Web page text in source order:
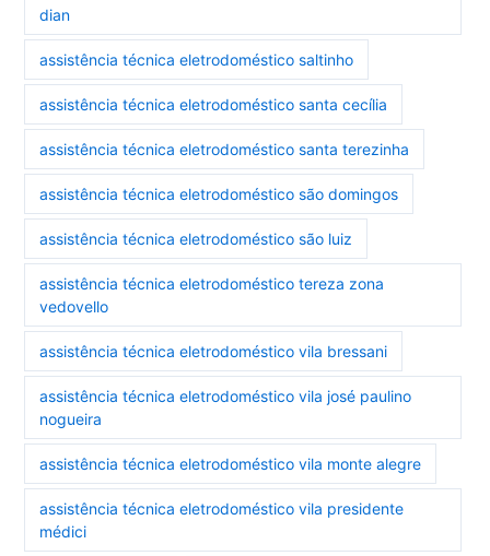
dian
assistência técnica eletrodoméstico saltinho
assistência técnica eletrodoméstico santa cecília
assistência técnica eletrodoméstico santa terezinha
assistência técnica eletrodoméstico são domingos
assistência técnica eletrodoméstico são luiz
assistência técnica eletrodoméstico tereza zona
vedovello
assistência técnica eletrodoméstico vila bressani
assistência técnica eletrodoméstico vila josé paulino
nogueira
assistência técnica eletrodoméstico vila monte alegre
assistência técnica eletrodoméstico vila presidente
médici